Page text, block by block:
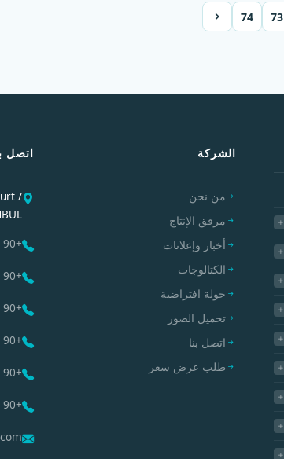
73
74
الشركة
من نحن
مرفق الإنتاج
أخبار وإعلانات
الكتالوجات
جولة افتراضية
تحميل الصور
اتصل بنا
طلب عرض سعر
اتصل
/
+90 536 906 83 86
+90 537 952 76 87
+90 535 502 39 48
+90 212 581 74 31
+90 212 581 74 32
+90 212 581 74 33